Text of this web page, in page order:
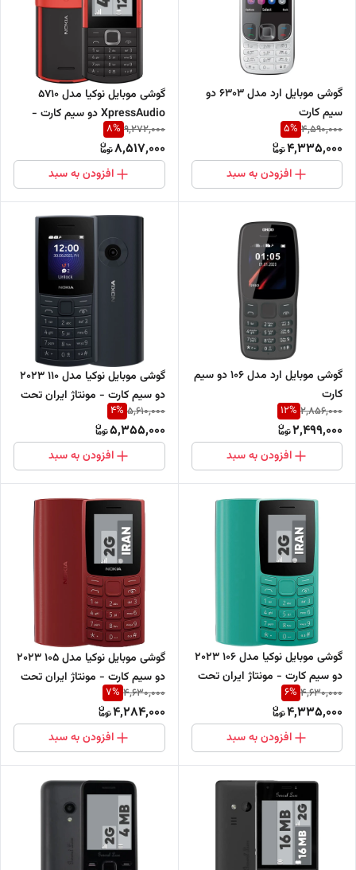
گوشی موبایل ارد مدل 6303 دو
سیم کارت
4,590,000
5%
4,335,000
افزودن به سبد
گوشی موبایل نوکیا مدل 5710
XpressAudio دو سیم کارت -
مونتاژ ایران
9,272,000
8%
8,517,000
افزودن به سبد
گوشی موبایل ارد مدل 106 دو سیم
کارت
2,856,000
12%
2,499,000
افزودن به سبد
گوشی موبایل نوکیا مدل 110 2023
دو سیم کارت - مونتاژ ایران تحت
لیسانس نوکیا
5,610,000
4%
5,355,000
افزودن به سبد
گوشی موبایل نوکیا مدل 106 2023
دو سیم کارت - مونتاژ ایران تحت
لیسانس نوکیا
4,630,000
6%
4,335,000
افزودن به سبد
گوشی موبایل نوکیا مدل 105 2023
دو سیم‌ کارت - مونتاژ ایران تحت
لیسانس نوکیا
4,630,000
7%
4,284,000
افزودن به سبد